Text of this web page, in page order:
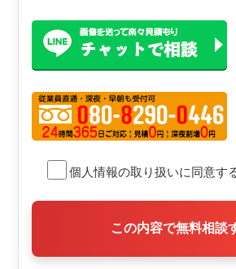
個人情報の取り扱いに同意す